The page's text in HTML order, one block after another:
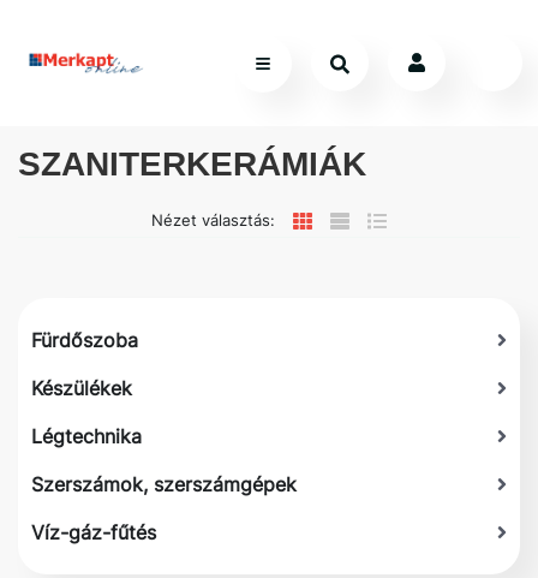
SZANITERKERÁMIÁK
Nézet választás:
Fürdőszoba
Készülékek
Légtechnika
Szerszámok, szerszámgépek
Víz-gáz-fűtés